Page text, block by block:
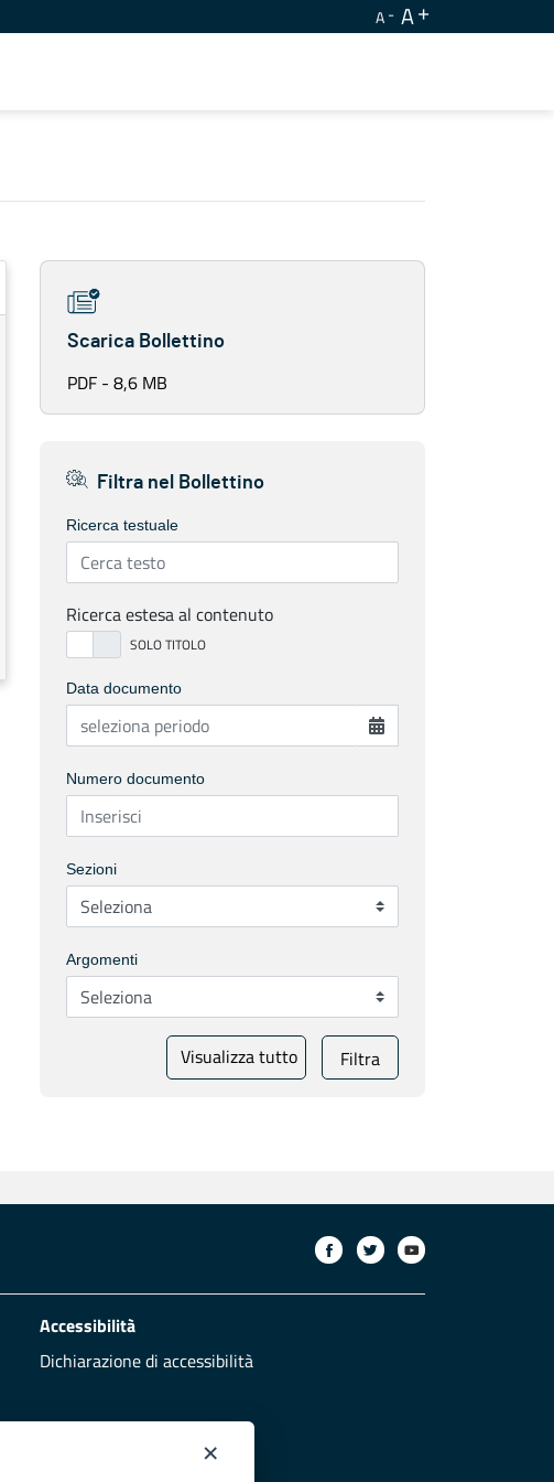
A A
Scarica Bollettino
PDF - 8,6 MB
Filtra nel Bollettino
Ricerca testuale
Ricerca estesa al contenuto
Data documento
Numero documento
Sezioni
Argomenti
Visualizza tutto Filtra
Accessibilità
Dichiarazione di accessibilità
×